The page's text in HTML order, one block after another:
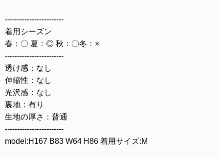
------------------------
着用シーズン
春：〇 夏：◎ 秋：〇冬：×
------------------------
透け感：なし
伸縮性：なし
光沢感：なし
裏地：有り
生地の厚さ：普通
------------------------
model:H167 B83 W64 H86 着用サイズ:M